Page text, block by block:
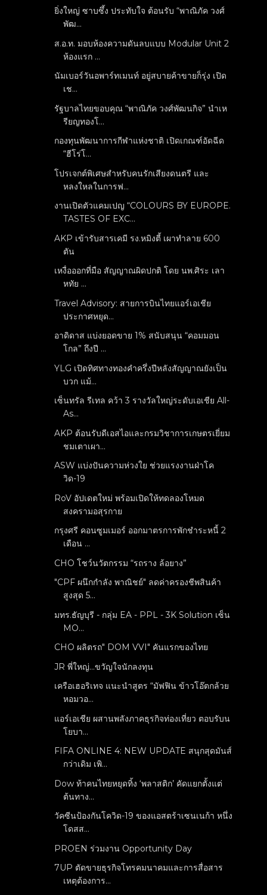
ยิ่งใหญ่ ซาบซึ้ง ประทับใจ ต้อนรับ “พาณิภัค วงศ์
พัฒ...
ส.อ.ท. มอบห้องความดันลบแบบ Modular Unit 2
ห้องแรก ...
นัมเบอร์วันอพาร์ทเมนท์ อยู่สบายค้าขายก็รุ่ง เปิด
เช...
รัฐบาลไทยขอบคุณ “พาณิภัค วงศ์พัฒนกิจ” นำเห
รียญทองโ...
กองทุนพัฒนาการกีฬาแห่งชาติ เปิดเกณฑ์อัดฉีด
“ฮีโร่โ...
โปรเจกต์พิเศษสำหรับคนรักเสียงดนตรี และ
หลงใหลในการฟ...
งานเปิดตัวแคมเปญ “COLOURS BY EUROPE.
TASTES OF EXC...
AKP เข้ารับสารเคมี รง.หมิงตี้ เผาทำลาย 600
ตัน
เหงื่อออกที่มือ สัญญาณผิดปกติ โดย นพ.ศิระ เลา
หทัย ...
Travel Advisory: สายการบินไทยแอร์เอเชีย
ประกาศหยุด...
อาดิดาส แบ่งยอดขาย 1% สนับสนุน “คอมมอน
โกล” ถึงปี ...
YLG เปิดทิศทางทองคำครึ่งปีหลังสัญญาณยังเป็น
บวก แม้...
เซ็นทรัล รีเทล คว้า 3 รางวัลใหญ่ระดับเอเชีย All-
As...
AKP ต้อนรับดีเอสไอและกรมวิชาการเกษตรเยี่ยม
ชมเตาเผา...
ASW แบ่งปันความห่วงใย ช่วยแรงงานฝ่าโค
วิด-19
RoV อัปเดตใหม่ พร้อมเปิดให้ทดลองโหมด
สงครามอสุรกาย
กรุงศรี คอนซูมเมอร์ ออกมาตรการพักชำระหนี้ 2
เดือน ...
CHO โชว์นวัตกรรม “รถราง ล้อยาง”
"CPF ผนึกกำลัง พาณิชย์" ลดค่าครองชีพสินค้า
สูงสุด 5...
มทร.ธัญบุรี - กลุ่ม EA - PPL - 3K Solution เซ็น
MO...
CHO ผลิตรถ" DOM VVI" คันแรกของไทย
JR พี่ใหญ่...ขวัญใจนักลงทุน
เครือเฮอริเทจ แนะนำสูตร “มัฟฟิน ข้าวโอ๊ตกล้วย
หอมวอ...
แอร์เอเชีย ผสานพลังภาคธุรกิจท่องเที่ยว ตอบรับน
โยบา...
FIFA ONLINE 4: NEW UPDATE สนุกสุดมันส์
กว่าเดิม เพิ...
Dow ท้าคนไทยหยุดทิ้ง ‘พลาสติก’ คัดแยกตั้งแต่
ต้นทาง...
วัคซีนป้องกันโควิด-19 ของแอสตร้าเซนเนก้า หนึ่ง
โดสส...
PROEN ร่วมงาน Opportunity Day
7UP ตัดขายธุรกิจโทรคมนาคมและการสื่อสาร
เหตุต้องการ...